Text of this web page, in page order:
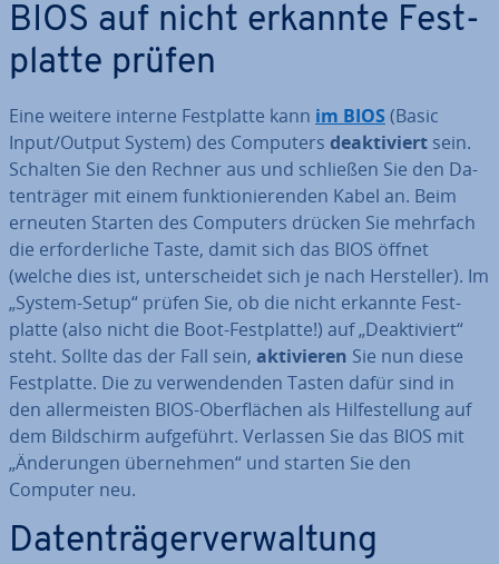
BIOS auf nicht erkannte Fest­
plat­te prüfen
Eine weitere interne Fest­plat­te kann im BIOS (Basic
Input/Output System) des Computers de­ak­ti­viert sein.
Schalten Sie den Rechner aus und schließen Sie den Da­
ten­trä­ger mit einem funk­tio­nie­ren­den Kabel an. Beim
erneuten Starten des Computers drücken Sie mehrfach
die er­for­der­li­che Taste, damit sich das BIOS öffnet
(welche dies ist, un­ter­schei­det sich je nach Her­stel­ler). Im
„System-Setup“ prüfen Sie, ob die nicht erkannte Fest­
plat­te (also nicht die Boot-Fest­plat­te!) auf „De­ak­ti­viert“
steht. Sollte das der Fall sein, ak­ti­vie­ren Sie nun diese
Fest­plat­te. Die zu ver­wen­den­den Tasten dafür sind in
den al­ler­meis­ten BIOS-Ober­flä­chen als Hil­fe­stel­lung auf
dem Bild­schirm auf­ge­führt. Verlassen Sie das BIOS mit
„Än­de­run­gen über­neh­men“ und starten Sie den
Computer neu.
Da­ten­trä­ger­ver­wal­tung